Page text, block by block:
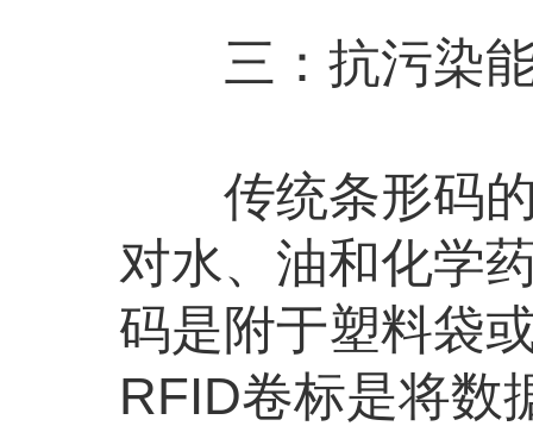
三：抗污染能
传统条形码的
对水、油和化学
码是附于塑料袋
RFID卷标是将数